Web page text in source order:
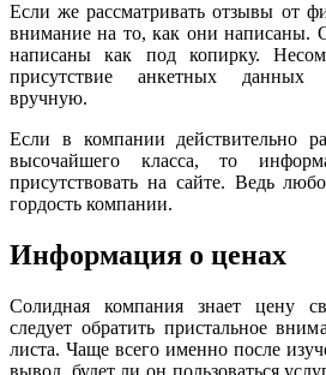
Если же рассматривать отзывы от
внимание на то, как они
написаны как под копирку.
присутствие анкетных данных
вручную.
Если в компании действительно
высочайшего класса, то
присутствовать на сайте. Ведь
гордость компании.
Информация о ценах
Солидная компания знает цену
следует обратить пристальное
листа. Чаще всего именно после